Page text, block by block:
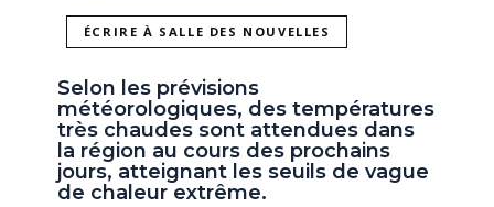
ÉCRIRE À SALLE DES NOUVELLES
Selon les prévisions
météorologiques, des températures
très chaudes sont attendues dans
la région au cours des prochains
jours, atteignant les seuils de vague
de chaleur extrême.